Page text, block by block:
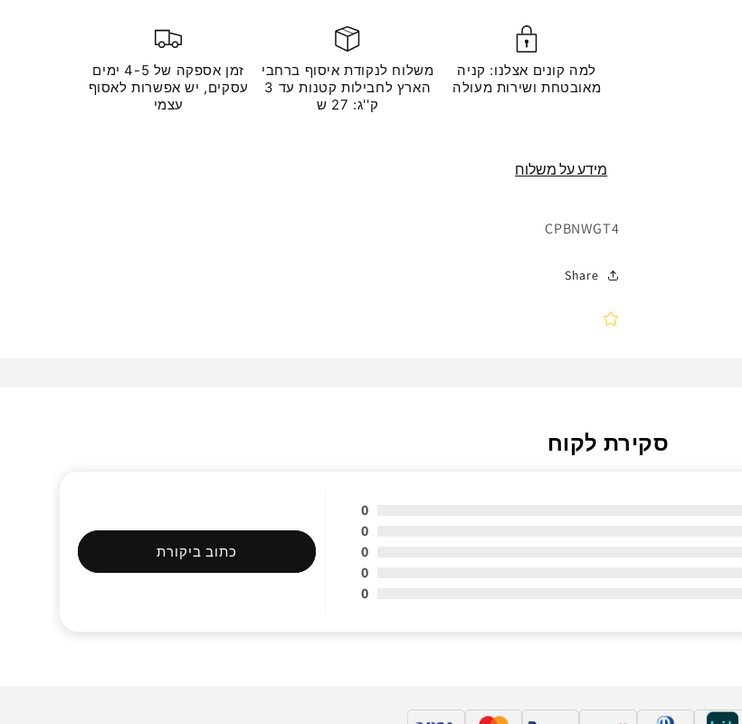
למה קונים אצלנו: קניה
מאובטחת ושירות מעולה
משלוח לנקודת איסוף ברחבי
הארץ לחבילות קטנות עד 3
ק''ג: 27 ש
זמן אספקה ​​של 4-5 ימים
עסקים, יש אפשרות לאסוף
עצמי
מידע על משלוח
מק"ט:
CPBNWGT4
Share
סקירת לקוח
0
0
0
0
0
כתוב ביקורת